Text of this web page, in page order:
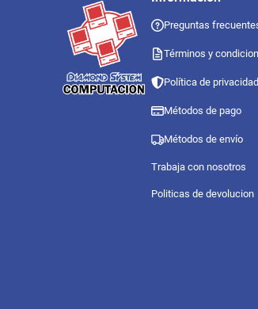
Preguntas
Términos y
Política de privacidad
Métodos de pago
Métodos de envío
Trabaja con nosotros
Politicas de devolucion